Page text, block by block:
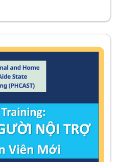
Certificate
Listing
Viên Mới Khóa học